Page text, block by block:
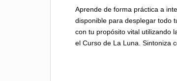
Aprende de forma práctica a
disponible para desplegar todo
con tu propósito vital utilizando
el Curso de La Luna. Sintoniza